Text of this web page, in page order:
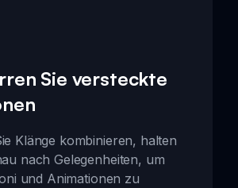
Sie versteckte
Klänge kombinieren, halten
nach Gelegenheiten, um
und Animationen zu